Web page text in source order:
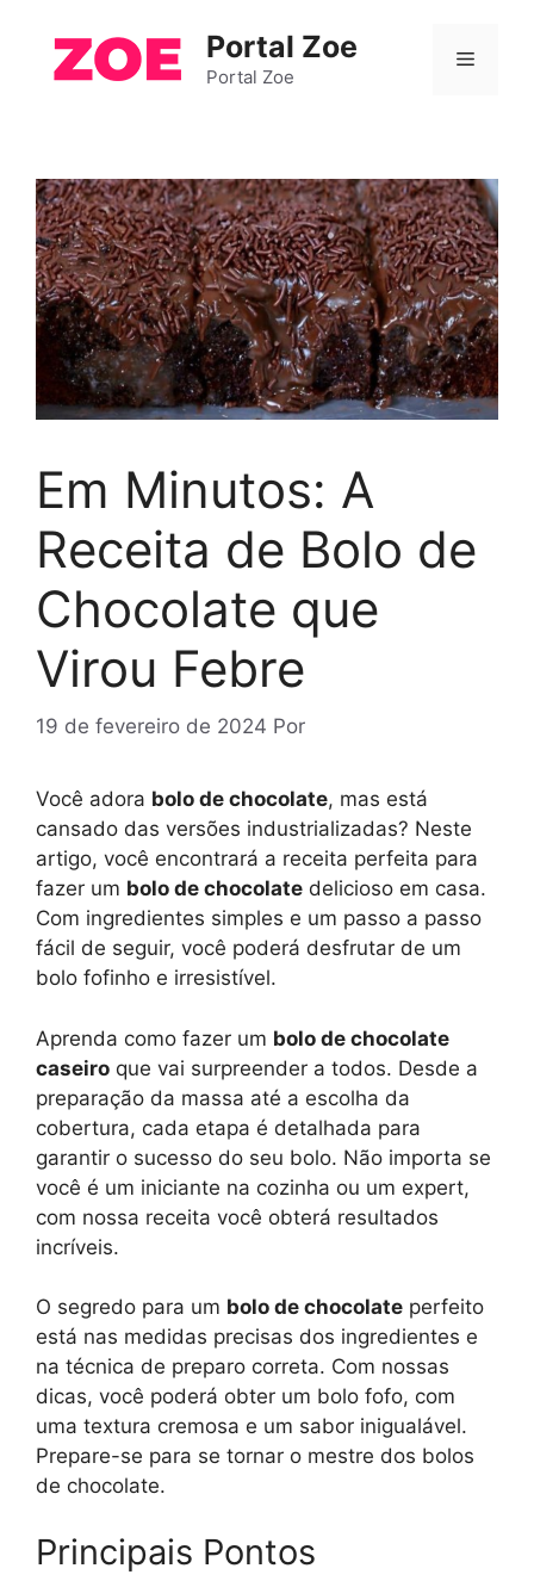
Portal Zoe
Portal Zoe
Menu
Em Minutos: A
Receita de Bolo de
Chocolate que
Virou Febre
19 de fevereiro de 2024 Por
Você adora bolo de chocolate, mas está
cansado das versões industrializadas? Neste
artigo, você encontrará a receita perfeita para
fazer um bolo de chocolate delicioso em casa.
Com ingredientes simples e um passo a passo
fácil de seguir, você poderá desfrutar de um
bolo fofinho e irresistível.
Aprenda como fazer um bolo de chocolate
caseiro que vai surpreender a todos. Desde a
preparação da massa até a escolha da
cobertura, cada etapa é detalhada para
garantir o sucesso do seu bolo. Não importa se
você é um iniciante na cozinha ou um expert,
com nossa receita você obterá resultados
incríveis.
O segredo para um bolo de chocolate perfeito
está nas medidas precisas dos ingredientes e
na técnica de preparo correta. Com nossas
dicas, você poderá obter um bolo fofo, com
uma textura cremosa e um sabor inigualável.
Prepare-se para se tornar o mestre dos bolos
de chocolate.
Principais Pontos